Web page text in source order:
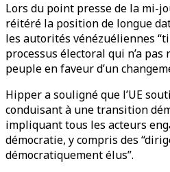
Lors du point presse de la mi-
réitéré la position de longue
les autorités vénézuéliennes
processus électoral qui n’a
peuple en faveur d’un
Hipper a souligné que l’UE
conduisant à une transition
impliquant tous les acteurs
démocratie, y compris des
démocratiquement élus”.